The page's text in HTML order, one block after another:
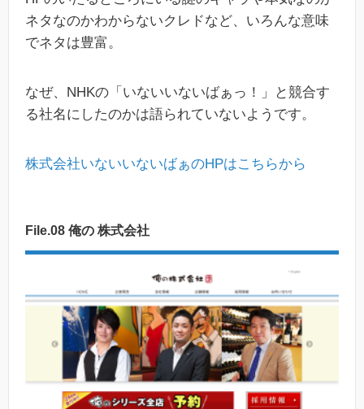
ネタなのかわからないクレドなど、いろんな意味
でネタは豊富。
なぜ、NHKの「いないいないばぁっ！」と競合す
る社名にしたのかは語られていないようです。
株式会社いないいないばぁのHPはこちらから
File.08 俺の 株式会社